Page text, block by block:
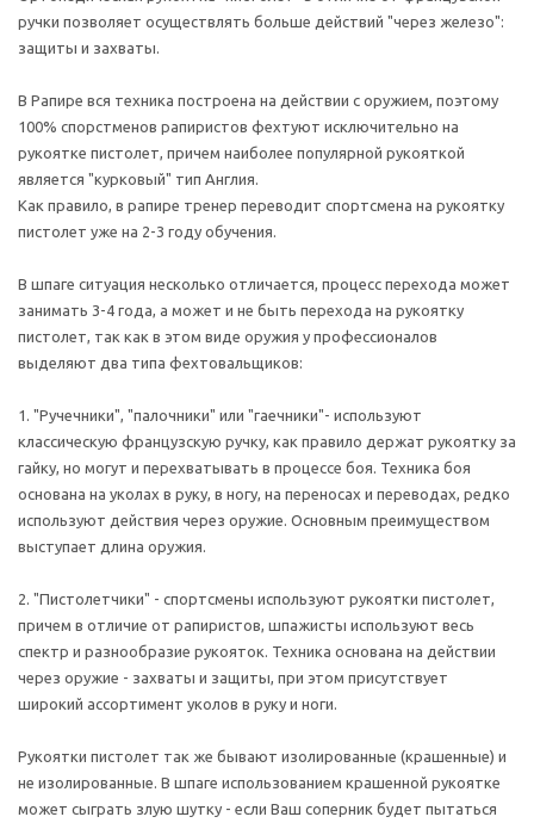
ручки позволяет осуществлять больше действий "через железо":
защиты и захваты.
В Рапире вся техника построена на действии с оружием, поэтому
100% спорстменов рапиристов фехтуют исключительно на
рукоятке пистолет, причем наиболее популярной рукояткой
является "курковый" тип Англия.
Как правило, в рапире тренер переводит спортсмена на рукоятку
пистолет уже на 2-3 году обучения.
В шпаге ситуация несколько отличается, процесс перехода может
занимать 3-4 года, а может и не быть перехода на рукоятку
пистолет, так как в этом виде оружия у профессионалов
выделяют два типа фехтовальщиков:
1. "Ручечники", "палочники" или "гаечники"- используют
классическую французскую ручку, как правило держат рукоятку за
гайку, но могут и перехватывать в процессе боя. Техника боя
основана на уколах в руку, в ногу, на переносах и переводах, редко
используют действия через оружие. Основным преимуществом
выступает длина оружия.
2. "Пистолетчики" - спортсмены используют рукоятки пистолет,
причем в отличие от рапиристов, шпажисты используют весь
спектр и разнообразие рукояток. Техника основана на действии
через оружие - захваты и защиты, при этом присутствует
широкий ассортимент уколов в руку и ноги.
Рукоятки пистолет так же бывают изолированные (крашенные) и
не изолированные. В шпаге использованием крашенной рукоятке
может сыграть злую шутку - если Ваш соперник будет пытаться